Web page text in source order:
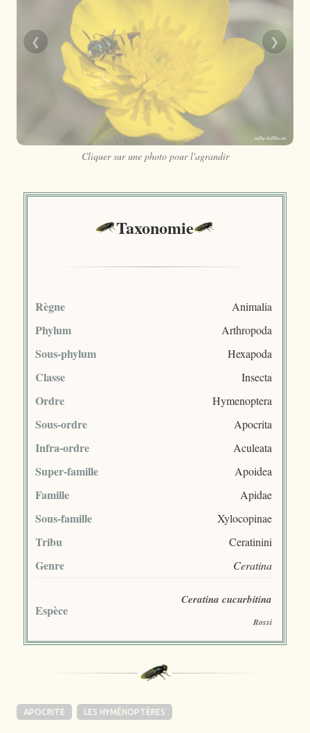
❮ ❯
Cliquer sur une photo pour l'agrandir
Taxonomie
Règne Animalia
Phylum Arthropoda
Sous-phylum Hexapoda
Classe Insecta
Ordre Hymenoptera
Sous-ordre Apocrita
Infra-ordre Aculeata
Super-famille Apoidea
Famille Apidae
Sous-famille Xylocopinae
Tribu Ceratinini
Genre Ceratina
Espèce
Ceratina cucurbitina
Rossi
APOCRITE LES HYMÉNOPTÈRES